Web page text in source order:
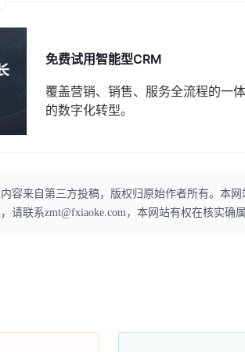
免费试用智能型CRM
覆盖营销、销售、服务全流程的一
的数字化转型。
容来自第三方投稿，版权归原始作者所有。本
请联系zmt@fxiaoke.com，本网站有权在核实确